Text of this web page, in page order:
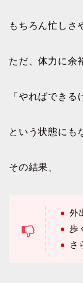
もちろん忙しさ
ただ、体力に余
「やればできる
という状態にも
その結果、
外
歩
さ